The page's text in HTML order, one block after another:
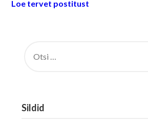
Loe tervet postitust
Sildid